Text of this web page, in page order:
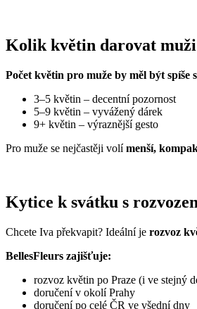
Kolik květin darovat
Počet květin pro muže by měl být spíše
3–5 květin – decentní pozornost
5–9 květin – vyvážený dárek
9+ květin – výraznější gesto
Pro muže se nejčastěji volímenší,
Kytice k svátku s
Chcete Iva překvapit? Ideální je rozvoz
BellesFleurs zajišťuje:
rozvoz květin po Praze (i ve stejný
doručení v okolí Prahy
doručení po celé ČR ve všední dny